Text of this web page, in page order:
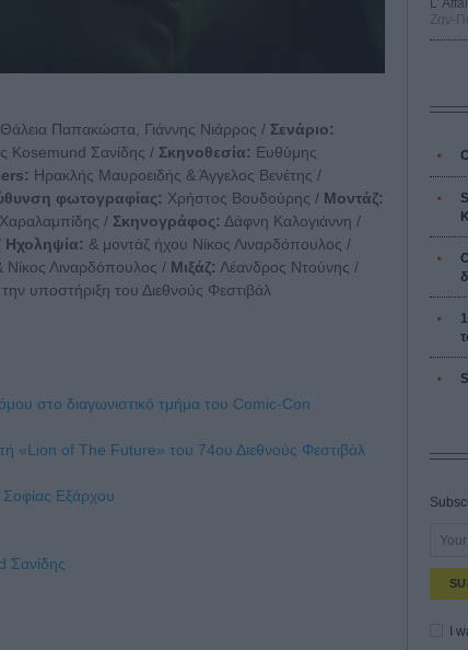
Παπακώστα, Γιάννης Νιάρρος / Σενάριο:
Kosemund Σανίδης / Σκηνοθεσία: Ευθύμης
Ηρακλής Μαυροειδής & Άγγελος Βενέτης /
φωτογραφίας: Χρήστος Βουδούρης / Μοντάζ:
/ Σκηνογράφος: Δάφνη Καλογιάννη /
Ηχοληψία: & μοντάζ ήχου Νίκος Λιναρδόπουλος /
Λιναρδόπουλος / Μιξάζ: Λέανδρος Ντούνης /
υποστήριξη του Διεθνούς Φεστιβάλ
στο διαγωνιστικό τμήμα του Comic-Con
«Lion of The Future» του 74ου Διεθνούς Φεστιβάλ
Εξάρχου
Σανίδης
L’
Ζαν-
I